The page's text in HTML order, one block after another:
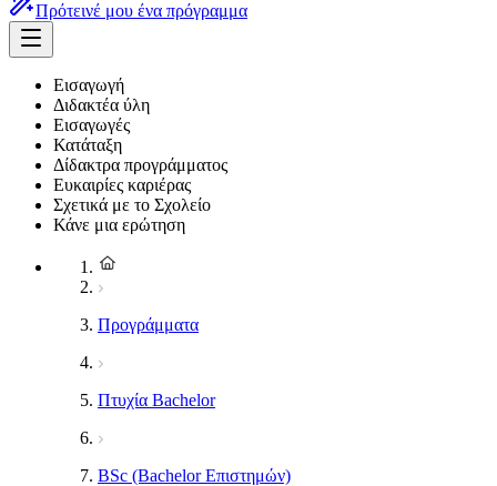
Πρότεινέ μου ένα πρόγραμμα
Εισαγωγή
Διδακτέα ύλη
Εισαγωγές
Κατάταξη
Δίδακτρα προγράμματος
Ευκαιρίες καριέρας
Σχετικά με το Σχολείο
Κάνε μια ερώτηση
Προγράμματα
Πτυχία Bachelor
BSc (Bachelor Επιστημών)